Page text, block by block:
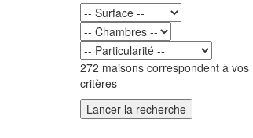
272 maisons correspondent à vos
critères